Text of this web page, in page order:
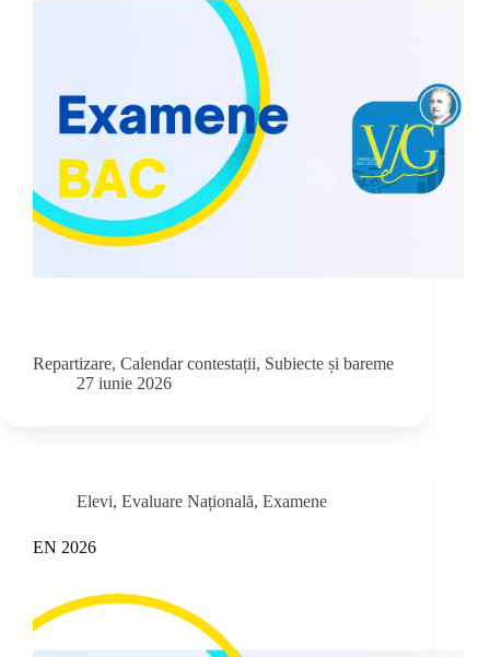
Repartizare, Calendar contestații, Subiecte și bareme
27 iunie 2026
Elevi, Evaluare Națională, Examene
EN 2026